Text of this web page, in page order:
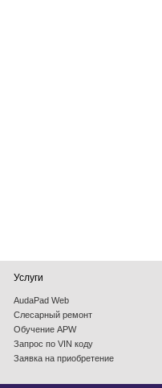
Услуги
AudaPad Web
Слесарный ремонт
Обучение APW
Запрос по VIN коду
Заявка на приобретение